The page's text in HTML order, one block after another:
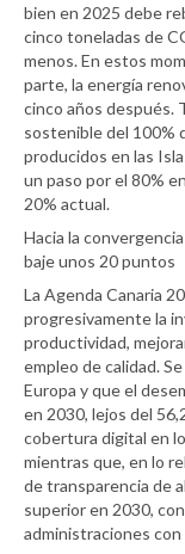
bien en 2025 debe
cinco toneladas de
menos. En estos
parte, la energía
cinco años después.
sostenible del 100%
producidos en las
un paso por el 80%
20% actual.
Hacia la
baje unos 20 puntos
La Agenda Canaria
progresivamente la
productividad,
empleo de calidad.
Europa y que el
en 2030, lejos del
cobertura digital en
mientras que, en lo
de transparencia de
superior en 2030,
administraciones